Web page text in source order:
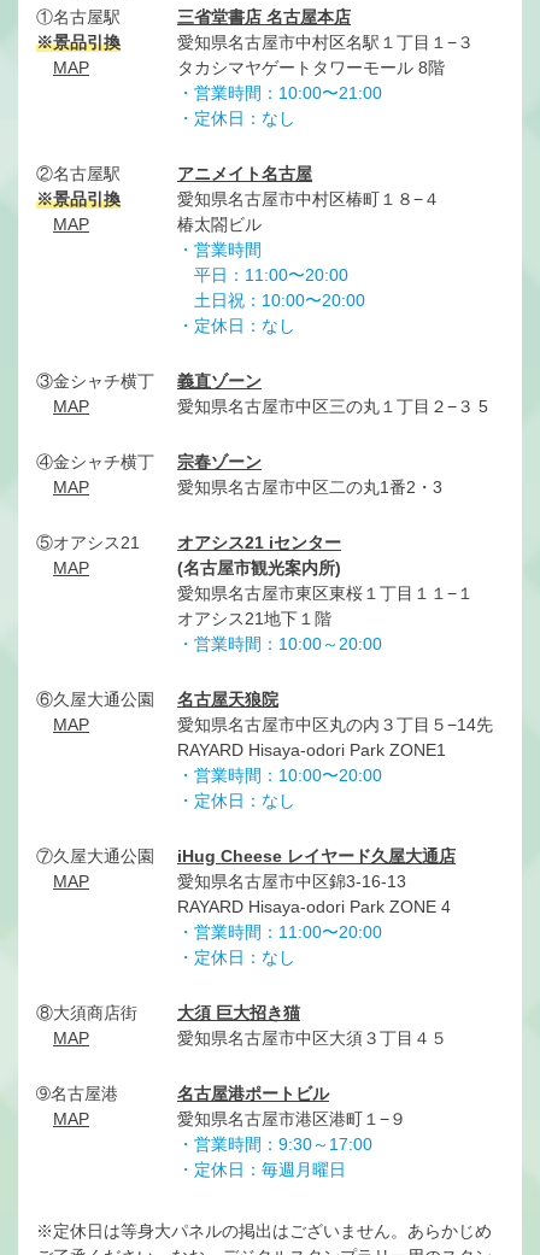
①名古屋駅
※景品引換
MAP
三省堂書店 名古屋本店
愛知県名古屋市中村区名駅１丁目１−３
タカシマヤゲートタワーモール 8階
・営業時間：10:00〜21:00
・定休日： なし
②名古屋駅
※景品引換
MAP
アニメイト名古屋
愛知県名古屋市中村区椿町１８−４
椿太閤ビル
・営業時間
平日：11:00〜20:00
土日祝：10:00〜20:00
・定休日： なし
③金シャチ横丁
MAP
義直ゾーン
愛知県名古屋市中区三の丸１丁目２−３ 5
④金シャチ横丁
MAP
宗春ゾーン
愛知県名古屋市中区二の丸1番2・3
⑤オアシス21
MAP
オアシス21 iセンター
(名古屋市観光案内所)
愛知県名古屋市東区東桜１丁目１１−１
オアシス21地下１階
・営業時間：10:00～20:00
⑥久屋大通公園
MAP
名古屋天狼院
愛知県名古屋市中区丸の内３丁目５−14先
RAYARD Hisaya-odori Park ZONE1
・営業時間：10:00〜20:00
・定休日： なし
⑦久屋大通公園
MAP
iHug Cheese レイヤード久屋大通店
愛知県名古屋市中区錦3-16-13
RAYARD Hisaya-odori Park ZONE 4
・営業時間：11:00〜20:00
・定休日：なし
⑧大須商店街
MAP
大須 巨大招き猫
愛知県名古屋市中区大須３丁目４５
➈名古屋港
MAP
名古屋港ポートビル
愛知県名古屋市港区港町１−９
・営業時間：9:30～17:00
・定休日：毎週月曜日
※定休日は等身大パネルの掲出はございません。あらかじめ